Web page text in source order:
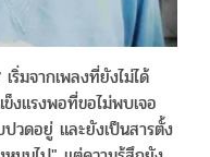
มจากเพลงที่ยังไม่ได้
งแรงพอที่ขอไม่พบเจอ
วดอยู่ และยังเป็นสารตั้ง